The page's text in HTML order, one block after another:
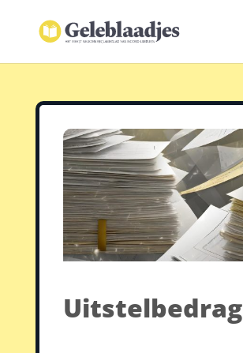
Uitstelbedrag